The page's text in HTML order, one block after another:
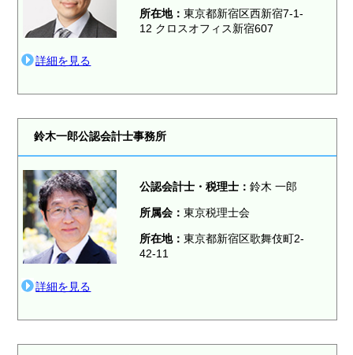
詳細を見る
所在地：東京都新宿区西新宿7-1-
12 クロスオフィス新宿607
鈴木一郎公認会計士事務所
詳細を見る
公認会計士・税理士：鈴木 一郎
所属会：東京税理士会
所在地：東京都新宿区歌舞伎町2-
42-11